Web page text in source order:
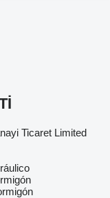
Ticaret Limited